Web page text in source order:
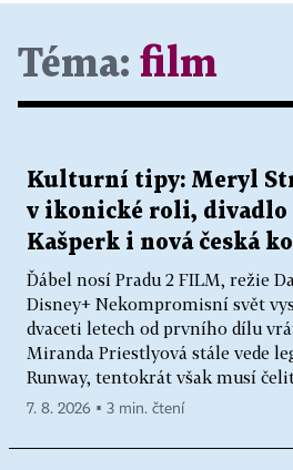
Téma: film
Kulturní tipy: Meryl
v ikonické roli, divadlo
Kašperk i nová česká
Ďábel nosí Pradu 2 FILM, režie
Disney+ Nekompromisní svět
dvaceti letech od prvního dílu
Miranda Priestlyová stále vede
Runway, tentokrát však musí
7. 8. 2026 ▪ 3 min. čtení